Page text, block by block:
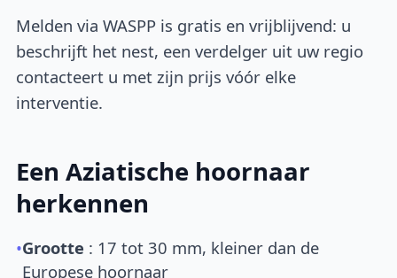
Melden via WASPP is gratis en vrijblijvend: u
beschrijft het nest, een verdelger uit uw regio
contacteert u met zijn prijs vóór elke
interventie.
Een Aziatische hoornaar
herkennen
•Grootte : 17 tot 30 mm, kleiner dan de
Europese hoornaar